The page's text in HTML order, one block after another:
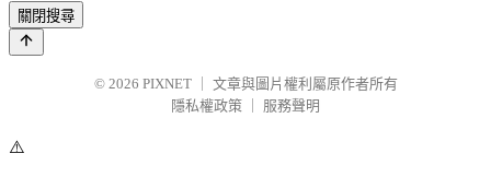
關閉搜尋
© 2026 PIXNET
文章與圖片權利屬原作者所有
隱私權政策
服務聲明
⚠️